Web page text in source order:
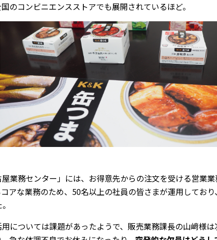
のコンビニエンスストアでも展開されているほど。
業務センター」には、お得意先からの注文を受ける営業
アな業務のため、50名以上の社員の皆さまが運用しており
については課題があったようで、販売業務課長の山﨑様